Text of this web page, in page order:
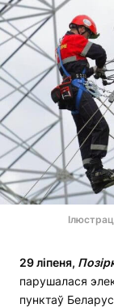
29 ліпеня,
парушалася
пунктаў